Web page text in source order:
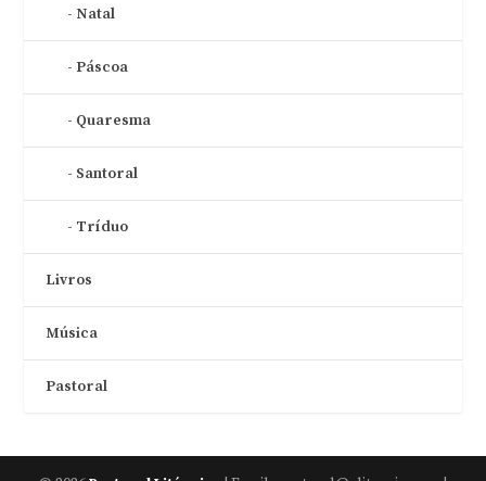
Natal
Páscoa
Quaresma
Santoral
Tríduo
Livros
Música
Pastoral